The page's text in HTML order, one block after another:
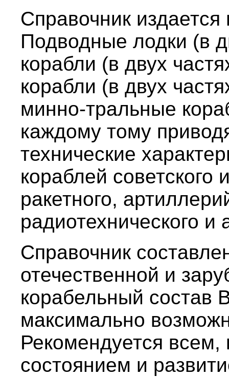
Справочник
Подводные лодки (в
корабли (в двух
корабли (в двух
минно-тральные
каждому тому
технические
кораблей
ракетного,
радиотехнического и
Справочник
отечественной и
корабельный
максимально
Рекомендуется всем,
состоянием и